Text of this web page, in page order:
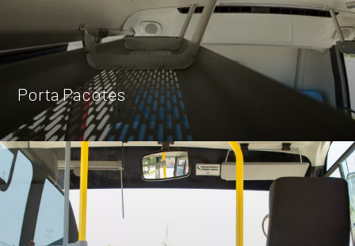
Porta Pacotes